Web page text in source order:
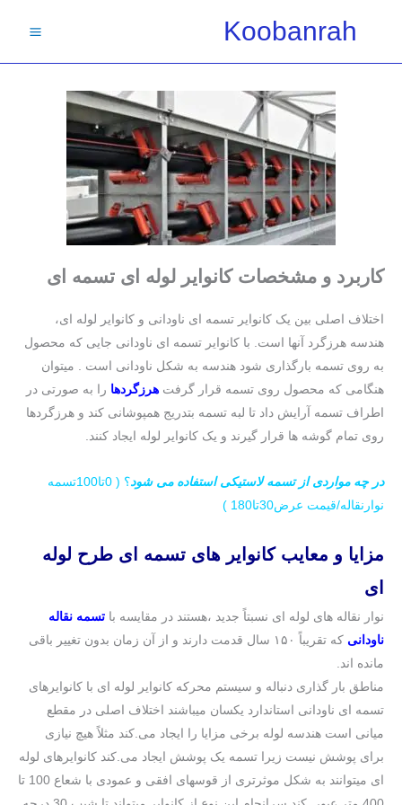
Koobanrah
کاربرد و مشخصات کانوایر لوله ای تسمه ای
اختلاف اصلی بین یک کانوایر تسمه ای ناودانی و کانوایر لوله ای،
هندسه هرزگرد آنها است. با کانوایر تسمه ای ناودانی جایی که محصول
به روی تسمه بارگذاری شود هندسه به شکل ناودانی است . میتوان
هنگامی که محصول روی تسمه قرار گرفت هرزگردها را به صورتی در
اطراف تسمه آرایش داد تا لبه تسمه بتدریج همپوشانی کند و هرزگردها
روی تمام گوشه ها قرار گیرند و یک کانوایر لوله ایجاد کنند.
در چه مواردی از تسمه لاستیکی استفاده می شود
؟ ( 0تا100تسمه
نوارنقاله/قیمت عرض30تا180 )
مزایا و معایب کانوایر های تسمه ای طرح لوله
ای
نوار نقاله های لوله ای نسبتاً جدید ،هستند در مقایسه با تسمه نقاله
ناودانی
که تقریباً ۱۵۰ سال قدمت دارند و از آن زمان بدون تغییر باقی
مانده اند.
مناطق بار گذاری دنباله و سیستم محرکه کانوایر لوله ای با کانوایرهای
تسمه ای ناودانی استاندارد یکسان میباشند اختلاف اصلی در مقطع
میانی است هندسه لوله برخی مزایا را ایجاد می.کند مثلاً هیچ نیازی
برای پوشش نیست زیرا تسمه یک پوشش ایجاد می.کند کانوایرهای لوله
ای میتوانند به شکل موثرتری از قوسهای افقی و عمودی با شعاع 100 تا